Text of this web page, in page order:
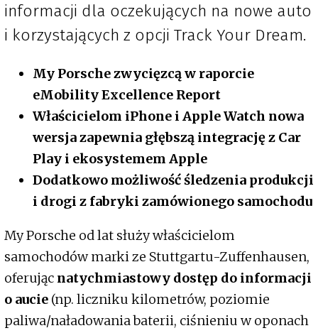
informacji dla oczekujących na nowe auto
i korzystających z opcji Track Your Dream.
My Porsche zwycięzcą w raporcie
eMobility Excellence Report
Właścicielom iPhone i Apple Watch nowa
wersja zapewnia głębszą integrację z Car
Play i ekosystemem Apple
Dodatkowo możliwość śledzenia produkcji
i drogi z fabryki zamówionego samochodu
My Porsche od lat służy właścicielom
samochodów marki ze Stuttgartu-Zuffenhausen,
oferując natychmiastowy dostęp do informacji
o aucie (np. liczniku kilometrów, poziomie
paliwa/naładowania baterii, ciśnieniu w oponach